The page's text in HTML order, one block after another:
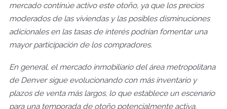
mercado continúe activo este otoño, ya que los precios
moderados de las viviendas y las posibles disminuciones
adicionales en las tasas de interés podrían fomentar una
mayor participación de los compradores.
En general, el mercado inmobiliario del área metropolitana
de Denver sigue evolucionando con más inventario y
plazos de venta más largos, lo que establece un escenario
para una temporada de otoño potencialmente activa.